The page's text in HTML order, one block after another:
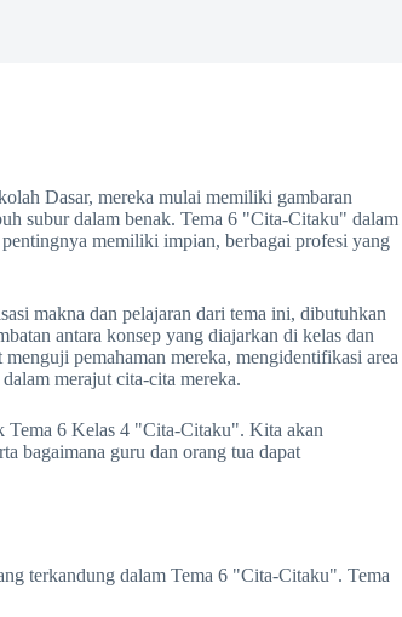
Dasar, mereka mulai memiliki gambaran
subur dalam benak. Tema 6 "Cita-Citaku" dalam
memiliki impian, berbagai profesi yang
makna dan pelajaran dari tema ini, dibutuhkan
antara konsep yang diajarkan di kelas dan
pemahaman mereka, mengidentifikasi area
merajut cita-cita mereka.
Tema 6 Kelas 4 "Cita-Citaku". Kita akan
bagaimana guru dan orang tua dapat
terkandung dalam Tema 6 "Cita-Citaku". Tema